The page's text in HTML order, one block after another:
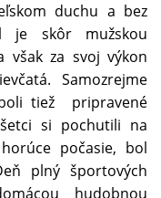
duchu a bez
je skôr mužskou
však za svoj výkon
Samozrejme
tiež pripravené
si pochutili na
počasie, bol
plný športových
hudobnou